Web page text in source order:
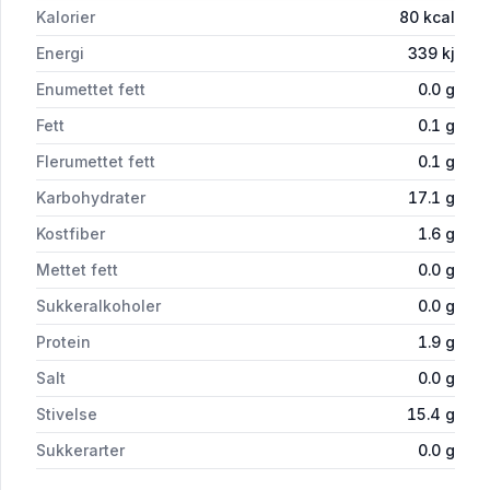
Kalorier 80 kcal
Energi
339 kj
Enumettet fett
0.0 g
Fett
0.1 g
Flerumettet fett
0.1 g
Karbohydrater
17.1 g
Kostfiber
1.6 g
Mettet fett
0.0 g
Sukkeralkoholer
0.0 g
Protein
1.9 g
Salt
0.0 g
Stivelse
15.4 g
Sukkerarter
0.0 g